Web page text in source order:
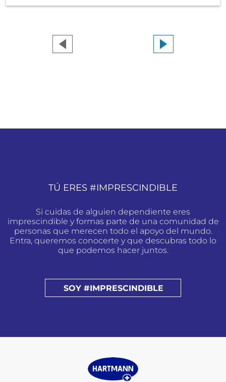
TÚ ERES #IMPRESCINDIBLE
Si cuidas de alguien dependiente eres
imprescindible y formas parte de una comunidad de
personas que merecen todo el apoyo del mundo.
Entra, queremos conocerte y que descubras todo lo
que podemos hacer juntos.
SOY #IMPRESCINDIBLE